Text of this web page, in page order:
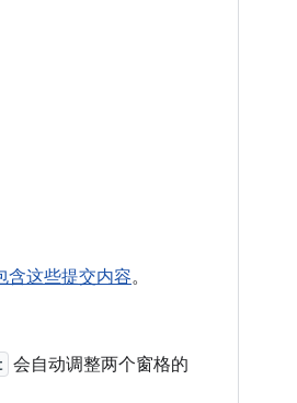
含这些提交内容。
会自动调整两个窗格的